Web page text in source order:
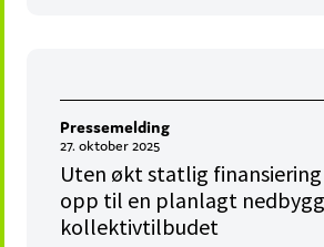
Pressemelding
27. oktober 2025
Uten økt statlig
opp til en planlagt
kollektivtilbudet